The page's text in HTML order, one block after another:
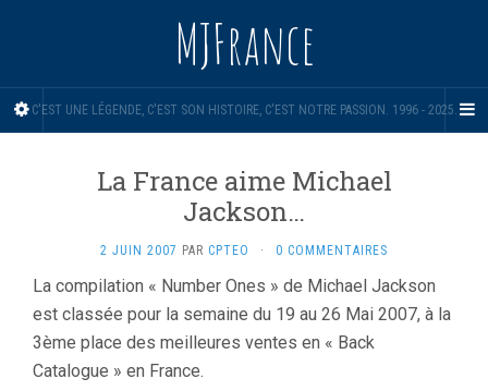
MJFrance
C'EST UNE LÉGENDE, C'EST SON HISTOIRE, C'EST NOTRE PASSION. 1996 - 2025.
La France aime Michael
Jackson…
2 JUIN 2007 PAR CPTEO · 0 COMMENTAIRES
La compilation « Number Ones » de Michael Jackson
est classée pour la semaine du 19 au 26 Mai 2007, à la
3ème place des meilleures ventes en « Back
Catalogue » en France.